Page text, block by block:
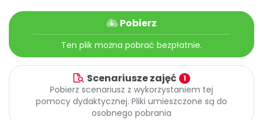
Pobierz
Ten plik można pobrać bezpłatnie.
Scenariusze zajęć 1
Pobierz scenariusz z wykorzystaniem tej
pomocy dydaktycznej. Pliki umieszczone są do
osobnego pobrania